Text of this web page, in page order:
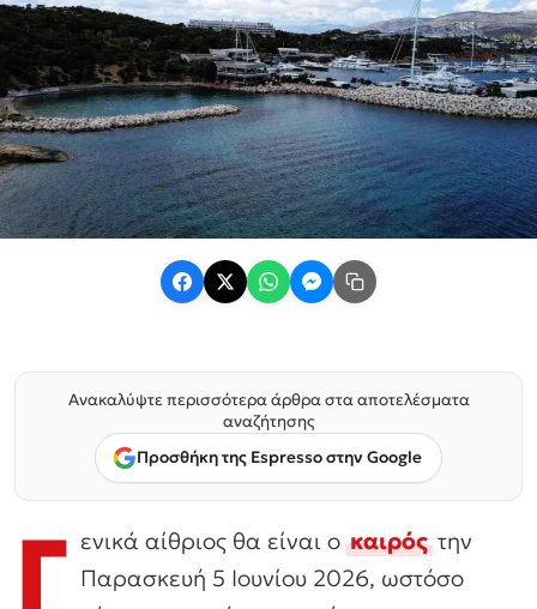
Ανακαλύψτε περισσότερα άρθρα στα αποτελέσματα
αναζήτησης
Προσθήκη της Espresso στην Google
Γ ενικά αίθριος θα είναι οκαιρόςτην
Παρασκευή 5 Ιουνίου 2026, ωστόσο